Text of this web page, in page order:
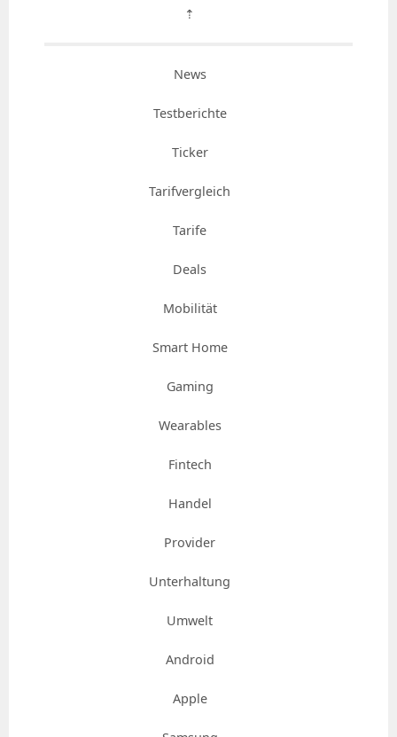
⇡
News
Testberichte
Ticker
Tarifvergleich
Tarife
Deals
Mobilität
Smart Home
Gaming
Wearables
Fintech
Handel
Provider
Unterhaltung
Umwelt
Android
Apple